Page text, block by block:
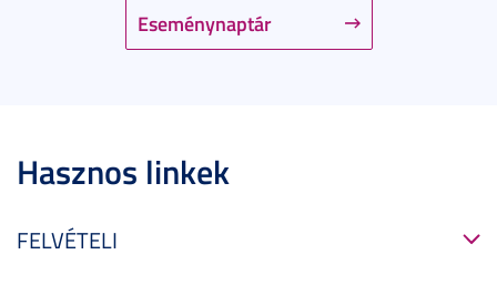
Eseménynaptár
Hasznos linkek
FELVÉTELI